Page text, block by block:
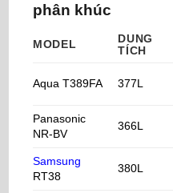
phân khúc
MODEL
DUNG
TÍCH
Aqua T389FA 377L
Panasonic
NR-BV
366L
Samsung
RT38
380L